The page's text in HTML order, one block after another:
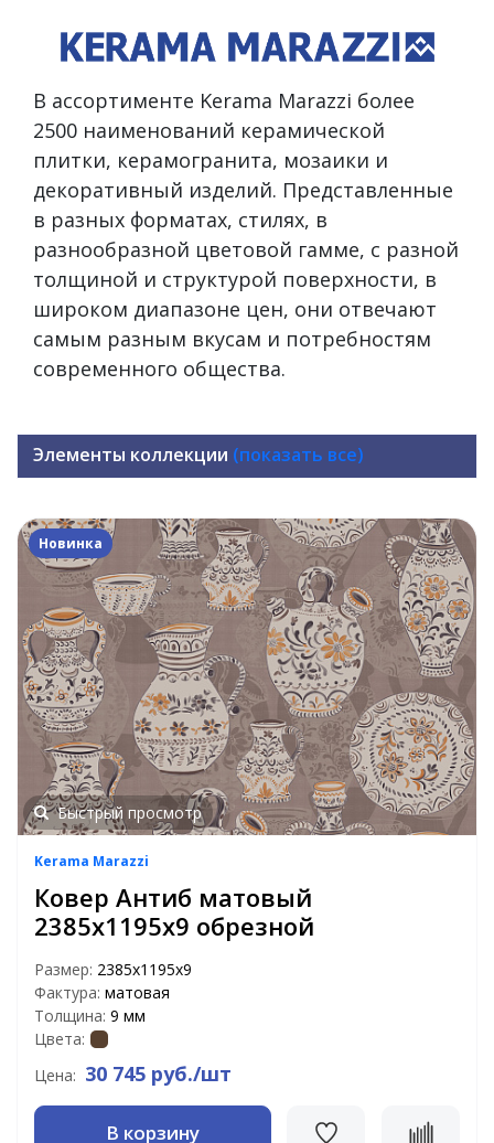
В ассортименте Kerama Marazzi более
2500 наименований керамической
плитки, керамогранита, мозаики и
декоративный изделий. Представленные
в разных форматах, стилях, в
разнообразной цветовой гамме, с разной
толщиной и структурой поверхности, в
широком диапазоне цен, они отвечают
самым разным вкусам и потребностям
современного общества.
Элементы коллекции (показать все)
Новинка
Быстрый просмотр
Kerama Marazzi
Ковер Антиб матовый
2385x1195x9 обрезной
Размер: 2385x1195x9
Фактура: матовая
Толщина: 9 мм
Цвета:
Цена: 30 745 руб./шт
В корзину